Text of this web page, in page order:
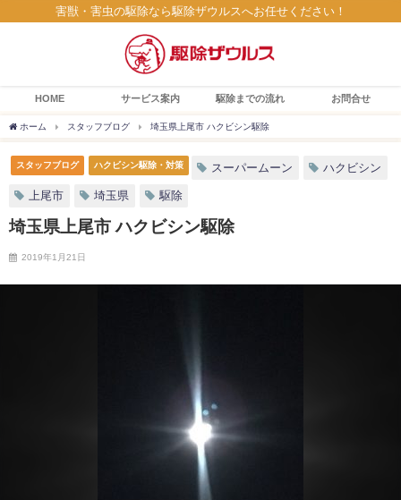
害獣・害虫の駆除なら駆除ザウルスへお任せください！
HOME サービス案内 駆除までの流れ お問合せ
ホーム スタッフブログ 埼玉県上尾市 ハクビシン駆除
スタッフブログ ハクビシン駆除・対策 スーパームーン ハクビシン
上尾市 埼玉県 駆除
埼玉県上尾市 ハクビシン駆除
2019年1月21日